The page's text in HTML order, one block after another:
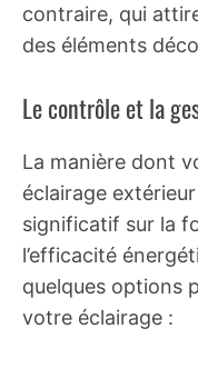
contraire, qui
des éléments
Le contrôle et la
La manière dont
éclairage
significatif sur la
l’efficacité
quelques options
votre éclairage :